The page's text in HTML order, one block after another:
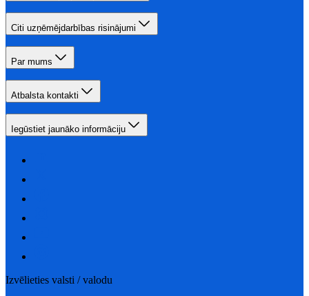
Citi uzņēmējdarbības risinājumi
Par mums
Atbalsta kontakti
Iegūstiet jaunāko informāciju
Izvēlieties valsti / valodu